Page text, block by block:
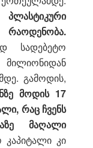
რაოდენობა.
სადებეტო
გამოდის,
მოდის 17
რაც ჩვენს
მაღალი
კაპიტალი კი